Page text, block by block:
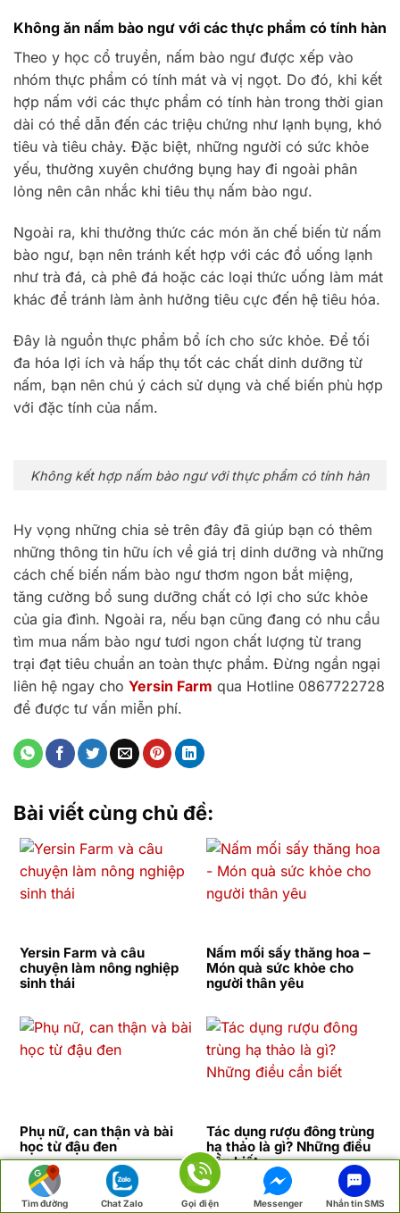
Không ăn nấm bào ngư với các thực phẩm có tính hàn
Theo y học cổ truyền, nấm bào ngư được xếp vào
nhóm thực phẩm có tính mát và vị ngọt. Do đó, khi kết
hợp nấm với các thực phẩm có tính hàn trong thời gian
dài có thể dẫn đến các triệu chứng như lạnh bụng, khó
tiêu và tiêu chảy. Đặc biệt, những người có sức khỏe
yếu, thường xuyên chướng bụng hay đi ngoài phân
lỏng nên cân nhắc khi tiêu thụ nấm bào ngư.
Ngoài ra, khi thưởng thức các món ăn chế biến từ nấm
bào ngư, bạn nên tránh kết hợp với các đồ uống lạnh
như trà đá, cà phê đá hoặc các loại thức uống làm mát
khác để tránh làm ảnh hưởng tiêu cực đến hệ tiêu hóa.
Đây là nguồn thực phẩm bổ ích cho sức khỏe. Để tối
đa hóa lợi ích và hấp thụ tốt các chất dinh dưỡng từ
nấm, bạn nên chú ý cách sử dụng và chế biến phù hợp
với đặc tính của nấm.
Không kết hợp nấm bào ngư với thực phẩm có tính hàn
Hy vọng những chia sẻ trên đây đã giúp bạn có thêm
những thông tin hữu ích về giá trị dinh dưỡng và những
cách chế biến nấm bào ngư thơm ngon bắt miệng,
tăng cường bổ sung dưỡng chất có lợi cho sức khỏe
của gia đình. Ngoài ra, nếu bạn cũng đang có nhu cầu
tìm mua nấm bào ngư tươi ngon chất lượng từ trang
trại đạt tiêu chuẩn an toàn thực phẩm. Đừng ngần ngại
liên hệ ngay cho Yersin Farm qua Hotline 0867722728
để được tư vấn miễn phí.
Bài viết cùng chủ đề:
Yersin Farm và câu
chuyện làm nông nghiệp
sinh thái
Nấm mối sấy thăng hoa –
Món quà sức khỏe cho
người thân yêu
Phụ nữ, can thận và bài
học từ đậu đen
Tác dụng rượu đông trùng
hạ thảo là gì? Những điều
cần biết
Tìm đường Chat Zalo Gọi điện Messenger Nhắn tin SMS